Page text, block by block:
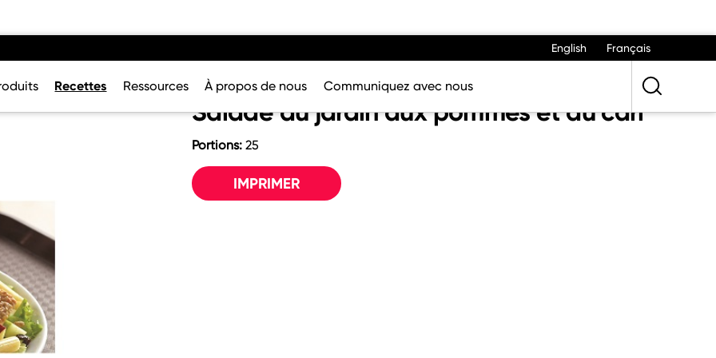
English Français
Recettes Ressources À propos de nous Communiquez avec nous
Salade au jardin aux pommes et au cari
Portions: 25
IMPRIMER